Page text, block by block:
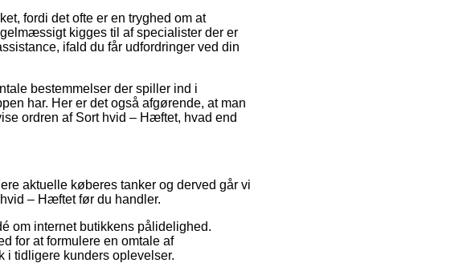
fordi det ofte er en tryghed om at
kigges til af specialister der er
ifald du får udfordringer ved din
bestemmelser der spiller ind i
har. Her er det også afgørende, at man
ordren af Sort hvid – Hæftet, hvad end
aktuelle køberes tanker og derved går vi
– Hæftet før du handler.
om internet butikkens pålidelighed.
for at formulere en omtale af
i tidligere kunders oplevelser.